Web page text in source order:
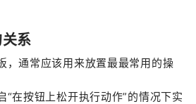
系
，通常应该用来放置最最常用的操
“在按钮上松开执行动作”的情况下实